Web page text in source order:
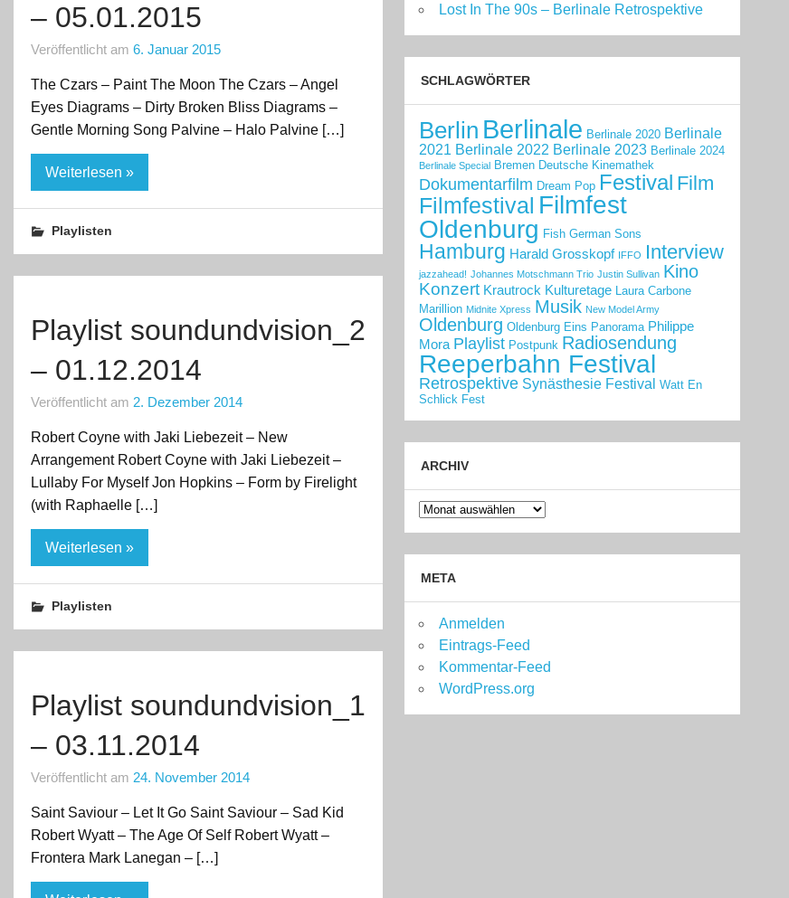
– 05.01.2015
Veröffentlicht am 6. Januar 2015
The Czars – Paint The Moon The Czars – Angel
Eyes Diagrams – Dirty Broken Bliss Diagrams –
Gentle Morning Song Palvine – Halo Palvine […]
Weiterlesen »
Playlisten
Playlist soundundvision_2
– 01.12.2014
Veröffentlicht am 2. Dezember 2014
Robert Coyne with Jaki Liebezeit – New
Arrangement Robert Coyne with Jaki Liebezeit –
Lullaby For Myself Jon Hopkins – Form by Firelight
(with Raphaelle […]
Weiterlesen »
Playlisten
Playlist soundundvision_1
– 03.11.2014
Veröffentlicht am 24. November 2014
Saint Saviour – Let It Go Saint Saviour – Sad Kid
Robert Wyatt – The Age Of Self Robert Wyatt –
Frontera Mark Lanegan – […]
Lost In The 90s – Berlinale Retrospektive
SCHLAGWÖRTER
Berlin Berlinale Berlinale 2020 Berlinale
2021 Berlinale 2022 Berlinale 2023 Berlinale 2024
Berlinale Special Bremen Deutsche Kinemathek
Dokumentarfilm Dream Pop Festival Film
Filmfestival Filmfest
Oldenburg Fish German Sons
Hamburg Harald Grosskopf IFFO Interview
jazzahead! Johannes Motschmann Trio Justin Sullivan Kino
Konzert Krautrock Kulturetage Laura Carbone
Marillion Midnite Xpress Musik New Model Army
Oldenburg Oldenburg Eins Panorama Philippe
Mora Playlist Postpunk Radiosendung
Reeperbahn Festival
Retrospektive Synästhesie Festival
Watt En
Schlick Fest
ARCHIV
Archiv
META
Anmelden
Eintrags-Feed
Kommentar-Feed
WordPress.org